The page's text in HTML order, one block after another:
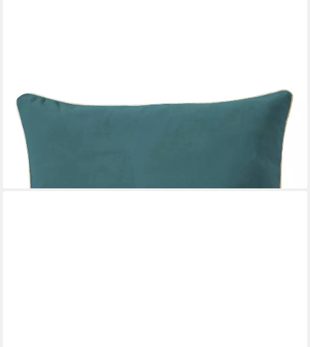
PICHLER
Kissenhülle Velours uni Kissenhülle 2er Set 41 x 41 cm MELVA
Rechteck teal, (2 Stück), Kissenbezug für Dekokissen Zierkissen
Kissenhülle
19,95 €
lieferbar - in 2-3 Werktagen bei dir